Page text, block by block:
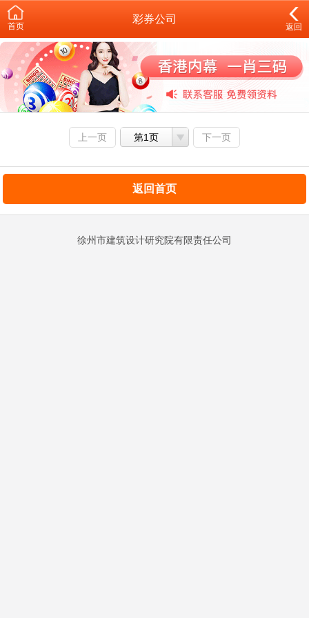
首页
彩券公司
返回
上一页 第1页 下一页
返回首页
徐州市建筑设计研究院有限责任公司